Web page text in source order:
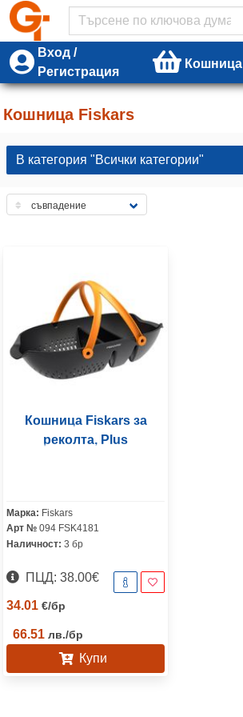
Вход /
Регистрация
Кошница
Кошница Fiskars
В категория "Всички категории"
Кошница Fiskars за
реколта, Plus
Марка: Fiskars
Арт № 094 FSK4181
Наличност: 3 бр
ПЦД: 38.00€
34.01 €/бр
66.51 лв./бр
Купи